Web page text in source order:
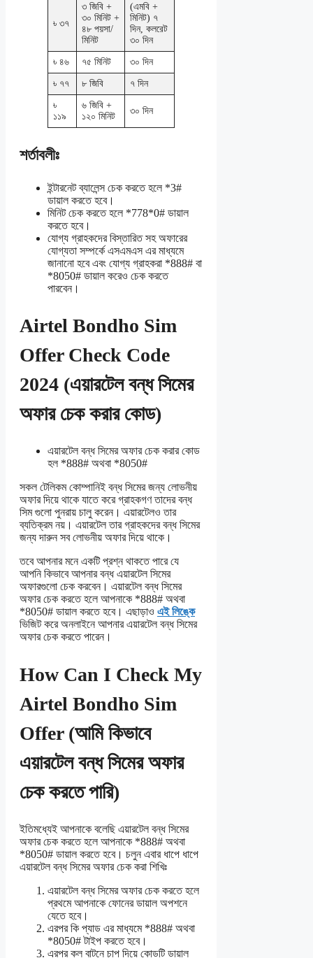
৳ ৩৭
৩ জিবি +
৩০ মিনিট +
৪৮ পয়সা/
মিনিট
(এমবি +
মিনিট) ৭
দিন, কলরেট
৩০ দিন
৳ ৪৬ ৭৫ মিনিট ৩০ দিন
৳ ৭৭ ৮ জিবি ৭ দিন
৳
১১৯
৬ জিবি +
১২০ মিনিট
৩০ দিন
শর্তাবলীঃ
ইন্টারনেট ব্যালেন্স চেক করতে হলে *3#
ডায়াল করতে হবে।
মিনিট চেক করতে হলে *778*0# ডায়াল
করতে হবে।
যোগ্য গ্রাহকদের বিস্তারিত সহ অফারের
যোগ্যতা সম্পর্কে এসএমএস এর মাধ্যমে
জানানো হবে এবং যোগ্য গ্রাহকরা *888# বা
*8050# ডায়াল করেও চেক করতে
পারবেন।
Airtel Bondho Sim
Offer Check Code
2024 (এয়ারটেল বন্ধ সিমের
অফার চেক করার কোড)
এয়ারটেল বন্ধ সিমের অফার চেক করার কোড
হল *888# অথবা *8050#
সকল টেলিকম কোম্পানিই বন্ধ সিমের জন্য লোভনীয়
অফার দিয়ে থাকে যাতে করে গ্রাহকগণ তাদের বন্ধ
সিম গুলো পুনরায় চালু করেন। এয়ারটেলও তার
ব্যতিক্রম নয়। এয়ারটেল তার গ্রাহকদের বন্ধ সিমের
জন্য দারুন সব লোভনীয় অফার দিয়ে থাকে।
তবে আপনার মনে একটি প্রশ্ন থাকতে পারে যে
আপনি কিভাবে আপনার বন্ধ এয়ারটেল সিমের
অফারগুলো চেক করবেন। এয়ারটেল বন্ধ সিমের
অফার চেক করতে হলে আপনাকে *888# অথবা
*8050# ডায়াল করতে হবে। এছাড়াও এই লিঙ্কে
ভিজিট করে অনলাইনে আপনার এয়ারটেল বন্ধ সিমের
অফার চেক করতে পারেন।
How Can I Check My
Airtel Bondho Sim
Offer (আমি কিভাবে
এয়ারটেল বন্ধ সিমের অফার
চেক করতে পারি)
ইতিমধ্যেই আপনাকে বলেছি এয়ারটেল বন্ধ সিমের
অফার চেক করতে হলে আপনাকে *888# অথবা
*8050# ডায়াল করতে হবে। চলুন এবার ধাপে ধাপে
এয়ারটেল বন্ধ সিমের অফার চেক করা শিখিঃ
এয়ারটেল বন্ধ সিমের অফার চেক করতে হলে
প্রথমে আপনাকে ফোনের ডায়াল অপশনে
যেতে হবে।
এরপর কি প্যাড এর মাধ্যমে *888# অথবা
*8050# টাইপ করতে হবে।
এরপর কল বাটনে চাপ দিয়ে কোডটি ডায়াল